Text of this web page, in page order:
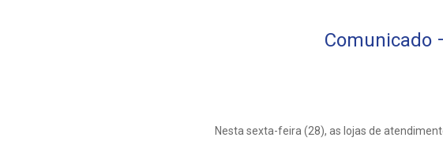
Comunicado
Nesta sexta-feira (28), as lojas de